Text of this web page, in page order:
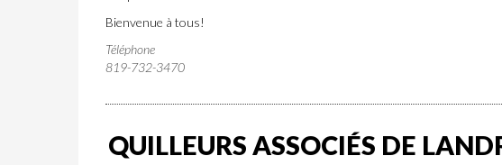
Bienvenue à tous!
Téléphone
819-732-3470
QUILLEURS ASSOCIÉS DE